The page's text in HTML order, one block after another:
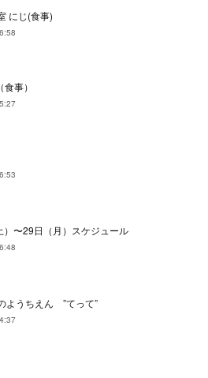
にじ(食事)
事）
）〜29日（月）スケジュール
うちえん ”てって”